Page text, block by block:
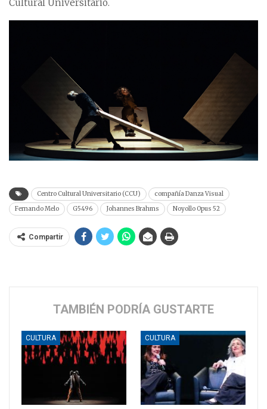
Cultural Universitario.
Centro Cultural Universitario (CCU)
compañía Danza Visual
Fernando Melo
G5496 Johannes Brahms Noyollo Opus 52
Compartir
TAMBIÉN PODRÍA GUSTARTE
CULTURA CULTURA